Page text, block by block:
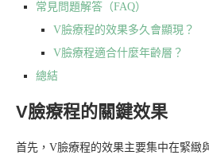
常見問題解答（FAQ）
V臉療程的效果多久會顯現？
V臉療程適合什麼年齡層？
總結
V臉療程的關鍵效果
首先，V臉療程的效果主要集中在緊緻